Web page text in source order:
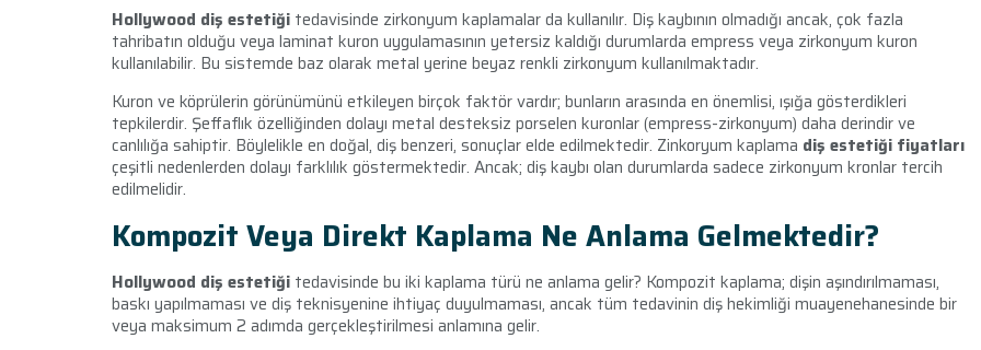
Hollywood diş estetiği tedavisinde zirkonyum kaplamalar da kullanılır. Diş kaybının olmadığı ancak, çok fazla
tahribatın olduğu veya laminat kuron uygulamasının yetersiz kaldığı durumlarda empress veya zirkonyum kuron
kullanılabilir. Bu sistemde baz olarak metal yerine beyaz renkli zirkonyum kullanılmaktadır.
Kuron ve köprülerin görünümünü etkileyen birçok faktör vardır; bunların arasında en önemlisi, ışığa gösterdikleri
tepkilerdir. Şeffaflık özelliğinden dolayı metal desteksiz porselen kuronlar (empress-zirkonyum) daha derindir ve
canlılığa sahiptir. Böylelikle en doğal, diş benzeri, sonuçlar elde edilmektedir. Zinkoryum kaplama diş estetiği fiyatları
çeşitli nedenlerden dolayı farklılık göstermektedir. Ancak; diş kaybı olan durumlarda sadece zirkonyum kronlar tercih
edilmelidir.
Kompozit Veya Direkt Kaplama Ne Anlama Gelmektedir?
Hollywood diş estetiği tedavisinde bu iki kaplama türü ne anlama gelir? Kompozit kaplama; dişin aşındırılmaması,
baskı yapılmaması ve diş teknisyenine ihtiyaç duyulmaması, ancak tüm tedavinin diş hekimliği muayenehanesinde bir
veya maksimum 2 adımda gerçekleştirilmesi anlamına gelir.